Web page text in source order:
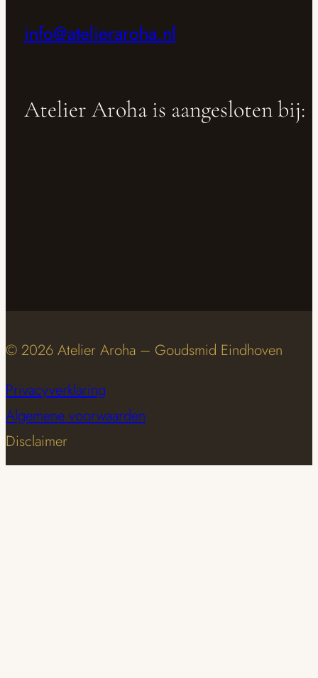
info@atelieraroha.nl
Atelier Aroha is aangesloten bij:
© 2026 Atelier Aroha – Goudsmid Eindhoven
Privacyverklaring
Algemene voorwaarden
Disclaimer